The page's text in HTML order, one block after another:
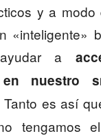
y a modo
«inteligente»
a
nuestro
Tanto es así
tengamos